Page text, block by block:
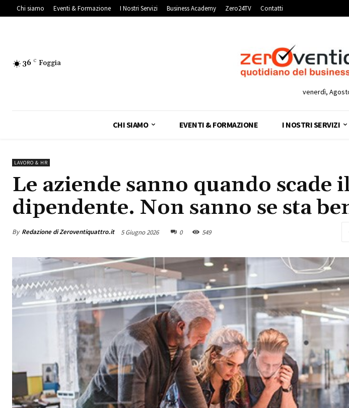
Chi siamo Eventi & Formazione I Nostri Servizi Business Academy Zero24TV Contatti
36 C Foggia
venerdì,
CHI SIAMO EVENTI & FORMAZIONE I NOSTRI SERVIZI
LAVORO & HR
Le aziende sanno quando scade
dipendente. Non sanno se sta
By Redazione di Zeroventiquattro.it 5 Giugno 2026 0 549